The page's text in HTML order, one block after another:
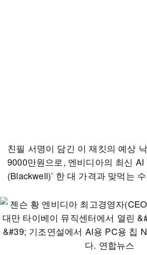
친필 서명이 담긴 이 재킷의 예상
9000만원으로, 엔비디아의 최신 AI
(Blackwell)’ 한 대 가격과 맞먹는